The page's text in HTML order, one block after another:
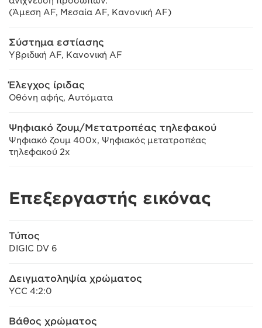
(Άμεση AF, Μεσαία AF, Κανονική AF)
Σύστημα εστίασης
Υβριδική AF, Κανονική AF
Έλεγχος ίριδας
Οθόνη αφής, Αυτόματα
Ψηφιακό ζουμ/Μετατροπέας τηλεφακού
Ψηφιακό ζουμ 400x, Ψηφιακός μετατροπέας
τηλεφακού 2x
Επεξεργαστής εικόνας
Τύπος
DIGIC DV 6
Δειγματοληψία χρώματος
YCC 4:2:0
Βάθος χρώματος